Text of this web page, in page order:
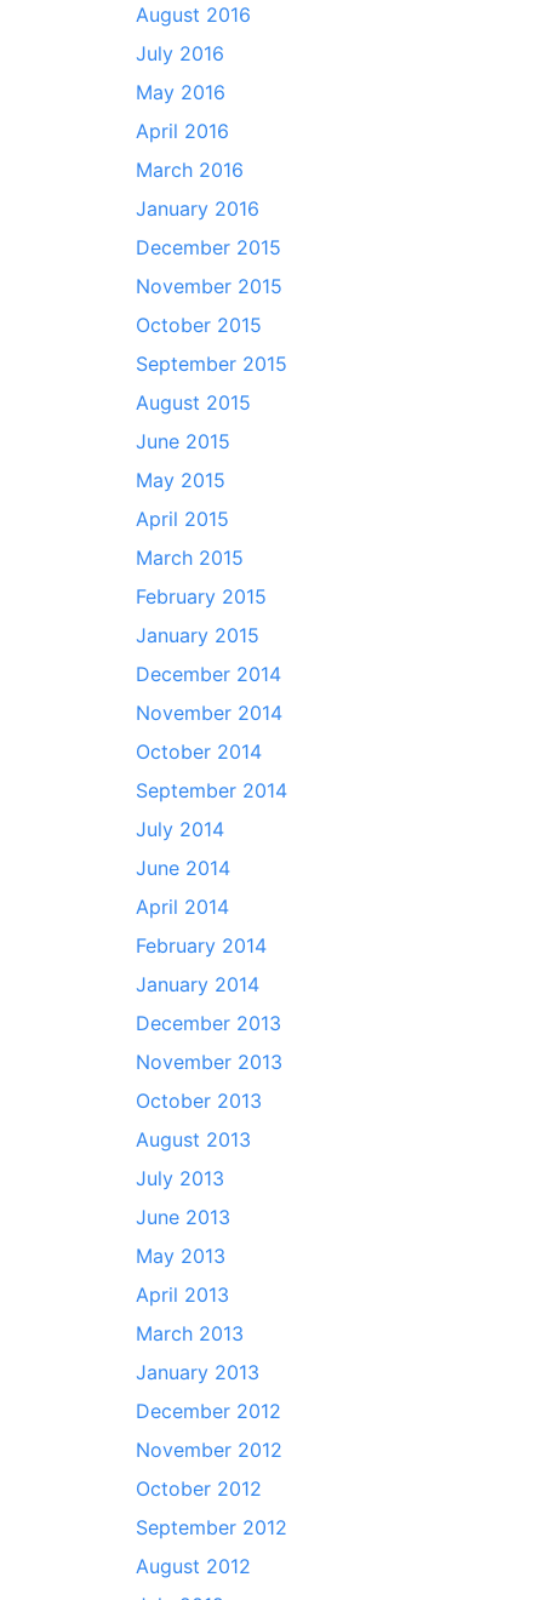
August 2016
July 2016
May 2016
April 2016
March 2016
January 2016
December 2015
November 2015
October 2015
September 2015
August 2015
June 2015
May 2015
April 2015
March 2015
February 2015
January 2015
December 2014
November 2014
October 2014
September 2014
July 2014
June 2014
April 2014
February 2014
January 2014
December 2013
November 2013
October 2013
August 2013
July 2013
June 2013
May 2013
April 2013
March 2013
January 2013
December 2012
November 2012
October 2012
September 2012
August 2012